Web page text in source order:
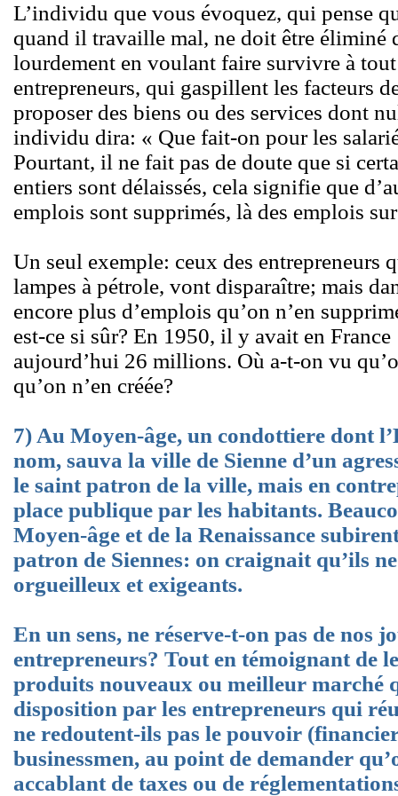
L’individu que vous évoquez, qui pense
quand il travaille mal, ne doit être éliminé
lourdement en voulant faire survivre à
entrepreneurs, qui gaspillent les facteurs
proposer des biens ou des services dont
individu dira: « Que fait-on pour les
Pourtant, il ne fait pas de doute que si
entiers sont délaissés, cela signifie que
emplois sont supprimés, là des emplois
Un seul exemple: ceux des entrepreneurs
lampes à pétrole, vont disparaître; mais
encore plus d’emplois qu’on n’en
est-ce si sûr? En 1950, il y avait en
aujourd’hui 26 millions. Où a-t-on vu
qu’on n’en créée?
7) Au Moyen-âge, un condottiere dont
nom, sauva la ville de Sienne d’un
le saint patron de la ville, mais en
place publique par les habitants.
Moyen-âge et de la Renaissance
patron de Siennes: on craignait qu’ils
orgueilleux et exigeants.
En un sens, ne réserve-t-on pas de nos
entrepreneurs? Tout en témoignant de
produits nouveaux ou meilleur marché
disposition par les entrepreneurs qui
ne redoutent-ils pas le pouvoir
businessmen, au point de demander
accablant de taxes ou de